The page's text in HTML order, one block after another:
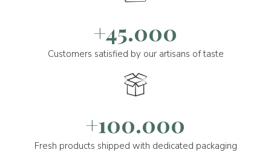
+45.000
Customers satisfied by our artisans of taste
+100.000
Fresh products shipped with dedicated packaging